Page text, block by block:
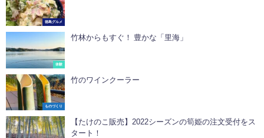
徳島グルメ
体験
竹林からもすぐ！ 豊かな「里海」
ものづくり
竹のワインクーラー
【たけのこ販売】2022シーズンの筍姫の注文受付をス
タート！